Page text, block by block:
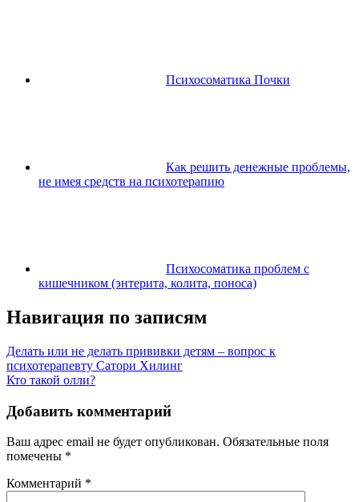
Психосоматика Почки
Как решить денежные проблемы,
не имея средств на психотерапию
Психосоматика проблем с
кишечником (энтерита, колита, поноса)
Навигация по записям
Делать или не делать прививки детям – вопрос к
психотерапевту Сатори Хилинг
Кто такой олли?
Добавить комментарий
Ваш адрес email не будет опубликован. Обязательные поля
помечены *
Комментарий *